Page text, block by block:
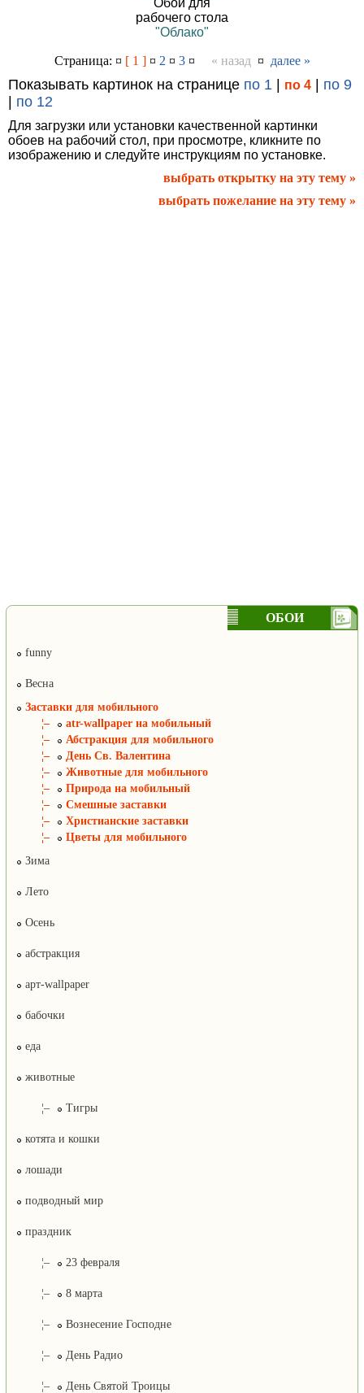
Обои для
рабочего стола
"Облако"
Страница: ¤ [ 1 ]¤ 2 ¤ 3¤ « назад ¤ далее »
Показывать картинок на странице по 1 по 4
по 9
по 12
Для загрузки или установки качественной картинки
обоев на рабочий стол, при просмотре, кликните по
изображению и следуйте инструкциям по установке.
выбрать открытку на эту тему »
выбрать пожелание на эту тему »
ОБОИ
funny
Весна
Заставки для мобильного
¦–
atr-wallpaper на мобильный
¦–
Абстракция для мобильного
¦–
День Св. Валентина
¦–
Животные для мобильного
¦–
Природа на мобильный
¦–
Смешные заставки
¦–
Христианские заставки
¦–
Цветы для мобильного
Зима
Лето
Осень
абстракция
арт-wallpaper
бабочки
еда
животные
¦– Тигры
котята и кошки
лошади
подводный мир
праздник
¦– 23 февраля
¦– 8 марта
¦– Вознесение Господне
¦– День Радио
¦– День Святой Троицы